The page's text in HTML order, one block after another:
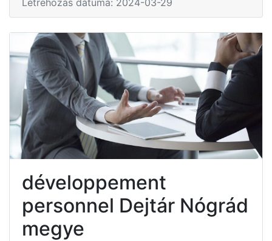
développement
personnel Dejtár Nógrád
megye